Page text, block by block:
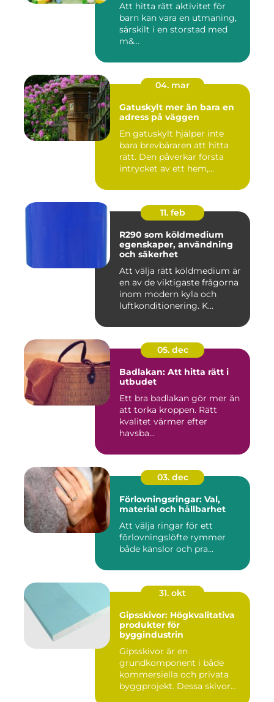
Att hitta rätt aktivitet för
barn kan vara en utmaning,
särskilt i en storstad med
m&...
04. mar
Gatuskylt mer än bara en
adress på väggen
En gatuskylt hjälper inte
bara brevbäraren att hitta
rätt. Den påverkar första
intrycket av ett hem,...
11. feb
R290 som köldmedium
egenskaper, användning
och säkerhet
Att välja rätt köldmedium är
en av de viktigaste frågorna
inom modern kyla och
luftkonditionering. K...
05. dec
Badlakan: Att hitta rätt i
utbudet
Ett bra badlakan gör mer än
att torka kroppen. Rätt
kvalitet värmer efter
havsba...
03. dec
Förlovningsringar: Val,
material och hållbarhet
Att välja ringar för ett
förlovningslöfte rymmer
både känslor och pra...
31. okt
Gipsskivor: Högkvalitativa
produkter för
byggindustrin
Gipsskivor är en
grundkomponent i både
kommersiella och privata
byggprojekt. Dessa skivor...